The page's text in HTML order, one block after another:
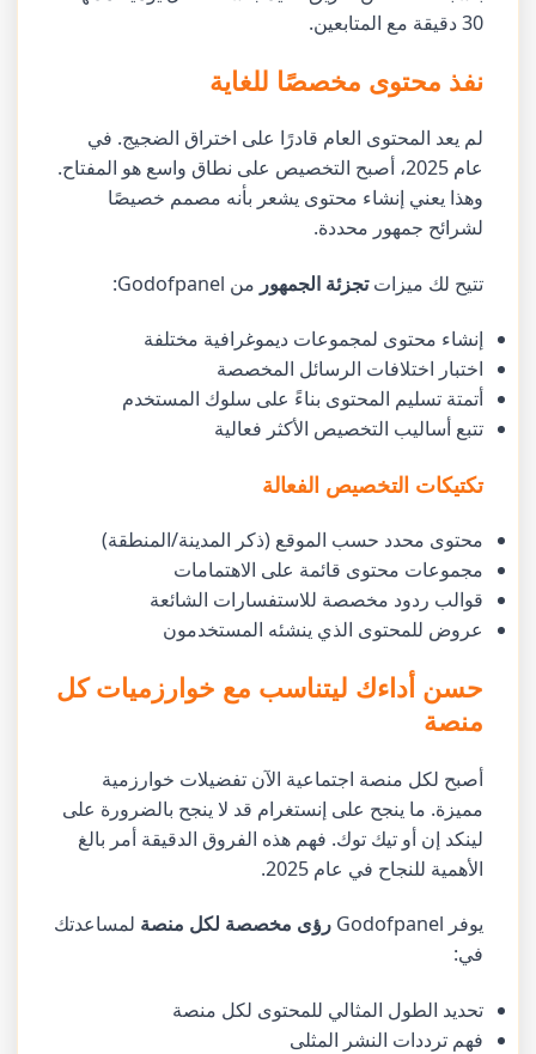
30 دقيقة مع المتابعين.
نفذ محتوى مخصصًا للغاية
لم يعد المحتوى العام قادرًا على اختراق الضجيج. في
عام 2025، أصبح التخصيص على نطاق واسع هو المفتاح.
وهذا يعني إنشاء محتوى يشعر بأنه مصمم خصيصًا
لشرائح جمهور محددة.
تتيح لك ميزاتتجزئة الجمهور من Godofpanel:
إنشاء محتوى لمجموعات ديموغرافية مختلفة
اختبار اختلافات الرسائل المخصصة
أتمتة تسليم المحتوى بناءً على سلوك المستخدم
تتبع أساليب التخصيص الأكثر فعالية
تكتيكات التخصيص الفعالة
محتوى محدد حسب الموقع (ذكر المدينة/المنطقة)
مجموعات محتوى قائمة على الاهتمامات
قوالب ردود مخصصة للاستفسارات الشائعة
عروض للمحتوى الذي ينشئه المستخدمون
حسن أداءك ليتناسب مع خوارزميات كل
منصة
أصبح لكل منصة اجتماعية الآن تفضيلات خوارزمية
مميزة. ما ينجح على إنستغرام قد لا ينجح بالضرورة على
لينكد إن أو تيك توك. فهم هذه الفروق الدقيقة أمر بالغ
الأهمية للنجاح في عام 2025.
يوفر Godofpanel رؤى مخصصة لكل منصة لمساعدتك
في:
تحديد الطول المثالي للمحتوى لكل منصة
فهم ترددات النشر المثلى